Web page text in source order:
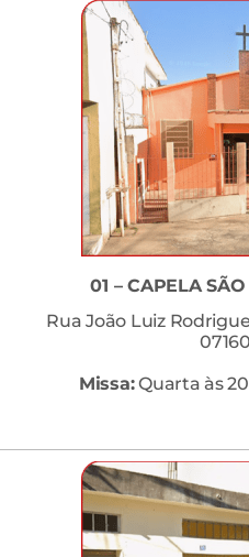
01 – CAPELA
Rua João Luiz
Missa:Quarta às